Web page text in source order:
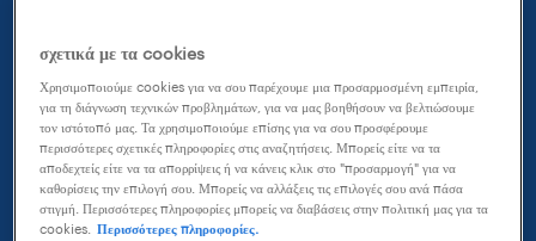
Καλώς ήρθες στο career blog μας! Εδώ μπορείς να
βρεις όλες τις πληροφορίες που χρειάζεσαι για την
προετοιμασία του βιογραφικού σου και της επόμενης
συνέντευξης εργασίας αλλά και συμβουλές καριέρας
που θα σε βοηθήσουν να κάνεις το επόμενο
επαγγελματικό σου βήμα.
σχετικά με τα cookies
Χρησιμοποιούμε cookies για να σου παρέχουμε μια προσαρμοσμένη εμπειρία,
για τη διάγνωση τεχνικών προβλημάτων, για να μας βοηθήσουν να βελτιώσουμε
τον ιστότοπό μας. Τα χρησιμοποιούμε επίσης για να σου προσφέρουμε
περισσότερες σχετικές πληροφορίες στις αναζητήσεις. Μπορείς είτε να τα
αποδεχτείς είτε να τα απορρίψεις ή να κάνεις κλικ στο "προσαρμογή" για να
καθορίσεις την επιλογή σου. Μπορείς να αλλάξεις τις επιλογές σου ανά πάσα
στιγμή. Περισσότερες πληροφορίες μπορείς να διαβάσεις στην πολιτική μας για τα
cookies.
Περισσότερες πληροφορίες.